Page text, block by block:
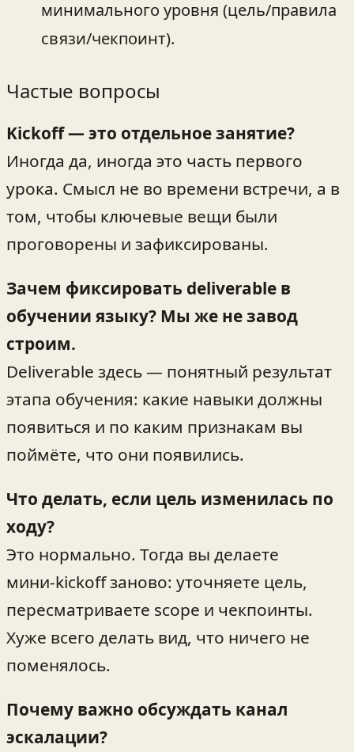
минимального уровня (цель/правила
связи/чекпоинт).
Частые вопросы
Kickoff — это отдельное занятие?
Иногда да, иногда это часть первого
урока. Смысл не во времени встречи, а в
том, чтобы ключевые вещи были
проговорены и зафиксированы.
Зачем фиксировать deliverable в
обучении языку? Мы же не завод
строим.
Deliverable здесь — понятный результат
этапа обучения: какие навыки должны
появиться и по каким признакам вы
поймёте, что они появились.
Что делать, если цель изменилась по
ходу?
Это нормально. Тогда вы делаете
мини‑kickoff заново: уточняете цель,
пересматриваете scope и чекпоинты.
Хуже всего делать вид, что ничего не
поменялось.
Почему важно обсуждать канал
эскалации?